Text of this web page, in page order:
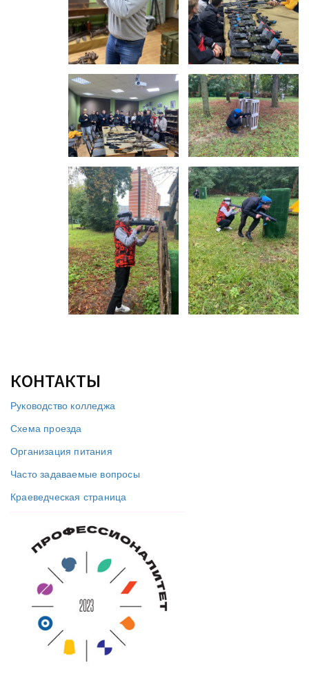
КОНТАКТЫ
Руководство колледжа
Схема проезда
Организация питания
Часто задаваемые вопросы
Краеведческая страница